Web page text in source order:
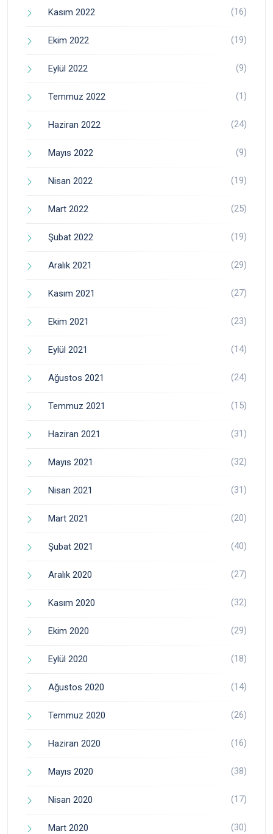
Kasım 2022 (16)
Ekim 2022 (19)
Eylül 2022 (9)
Temmuz 2022 (1)
Haziran 2022 (24)
Mayıs 2022 (9)
Nisan 2022 (19)
Mart 2022 (25)
Şubat 2022 (19)
Aralık 2021 (29)
Kasım 2021 (27)
Ekim 2021 (23)
Eylül 2021 (14)
Ağustos 2021 (24)
Temmuz 2021 (15)
Haziran 2021 (31)
Mayıs 2021 (32)
Nisan 2021 (31)
Mart 2021 (20)
Şubat 2021 (40)
Aralık 2020 (27)
Kasım 2020 (32)
Ekim 2020 (29)
Eylül 2020 (18)
Ağustos 2020 (14)
Temmuz 2020 (26)
Haziran 2020 (16)
Mayıs 2020 (38)
Nisan 2020 (17)
Mart 2020 (30)